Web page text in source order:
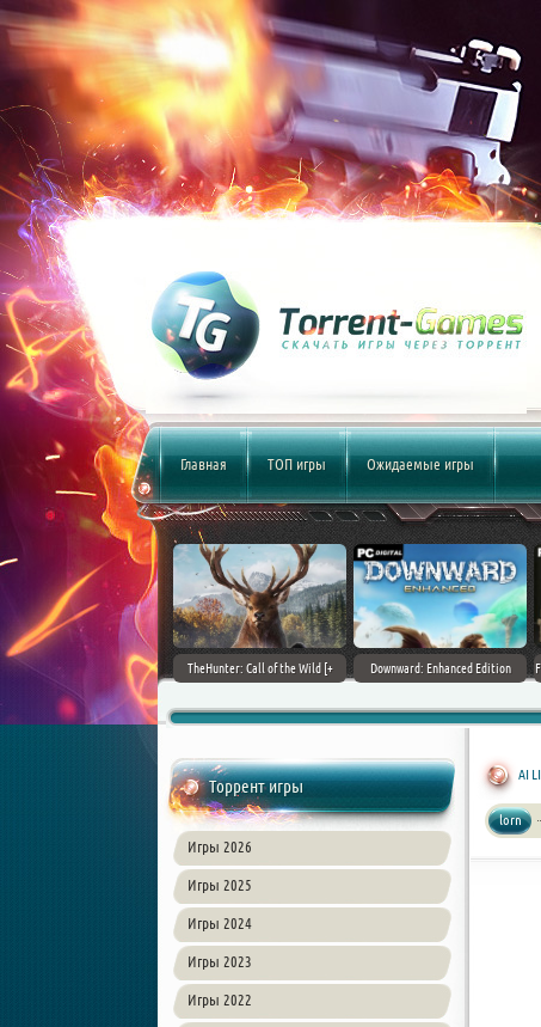
Главная ТОП игры Ожидаемые игры
World [v 1.11.4 + DLCs] (2017)
PC | Лицензия
TheHunter: Call of the Wild [+
Downward: Enhanced Edition
Торрент игры
Игры 2026
Игры 2025
Игры 2024
Игры 2023
Игры 2022
AI
lorn